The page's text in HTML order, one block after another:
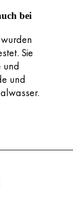
bei
Sie
und
und